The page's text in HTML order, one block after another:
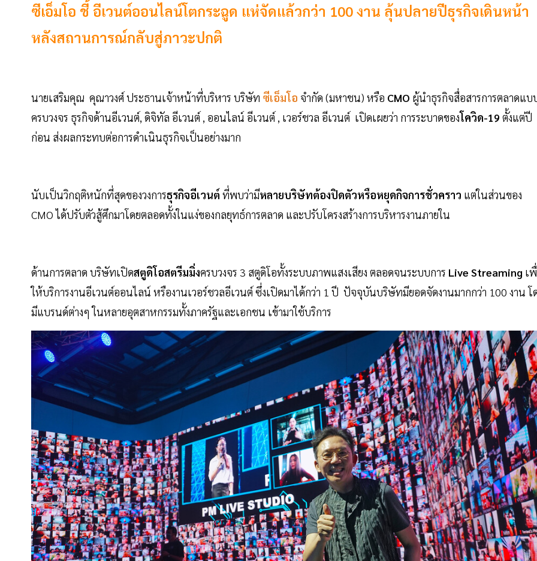
ซีเอ็มโอ ชี้ อีเวนต์ออนไลน์โตกระฉูด แห่จัดแล้วกว่า 100 งาน ลุ้นปลายปีธุรกิจเดินหน้า
หลังสถานการณ์กลับสู่ภาวะปกติ
นายเสริมคุณ คุณาวงศ์ ประธานเจ้าหน้าที่บริหาร บริษัท ซีเอ็มโอ จำกัด (มหาชน) หรือ CMO ผู้นำธุรกิจสื่อสารการตลาดแบ
ครบวงจร ธุรกิจด้านอีเวนต์, ดิจิทัล อีเวนต์ , ออนไลน์ อีเวนต์ , เวอร์ชวล อีเวนต์ เปิดเผยว่า การระบาดของโควิด-19 ตั้งแต่ปี
ก่อน ส่งผลกระทบต่อการดำเนินธุรกิจเป็นอย่างมาก
นับเป็นวิกฤติหนักที่สุดของวงการธุรกิจอีเวนต์ ที่พบว่ามีหลายบริษัทต้องปิดตัวหรือหยุดกิจการชั่วคราว แต่ในส่วนของ
CMO ได้ปรับตัวสู้ศึกมาโดยตลอดทั้งในแง่ของกลยุทธ์การตลาด และปรับโครงสร้างการบริหารงานภายใน
ด้านการตลาด บริษัทเปิดสตูดิโอสตรีมมิ่งครบวงจร 3 สตูดิโอทั้งระบบภาพแสงเสียง ตลอดจนระบบการ Live Streaming เ
ให้บริการงานอีเวนต์ออนไลน์ หรืองานเวอร์ชวลอีเวนต์ ซึ่งเปิดมาได้กว่า 1 ปี ปัจจุบันบริษัทมียอดจัดงานมากกว่า 100 งาน โ
มีแบรนด์ต่างๆ ในหลายอุตสาหกรรมทั้งภาครัฐและเอกชน เข้ามาใช้บริการ